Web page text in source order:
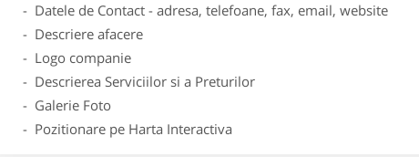
- Datele de Contact - adresa, telefoane, fax, email, website
- Descriere afacere
- Logo companie
- Descrierea Serviciilor si a Preturilor
- Galerie Foto
- Pozitionare pe Harta Interactiva